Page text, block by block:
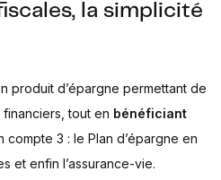
la simplicité
produit d’épargne permettant de
tout en bénéficiant
compte 3 : le Plan d’épargne en
et enfin l’assurance-vie.